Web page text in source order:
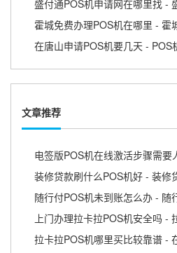
盛付通POS机申请网在哪里找 -
霍城免费办理POS机在哪里 - 霍
在唐山申请POS机要几天 - POS
文章推荐
电签版POS机在线激活步骤需要
装修贷款刷什么POS机好 - 装修
随行付POS机未到账怎么办 - 随
上门办理拉卡拉POS机安全吗 -
拉卡拉POS机哪里买比较靠谱 -